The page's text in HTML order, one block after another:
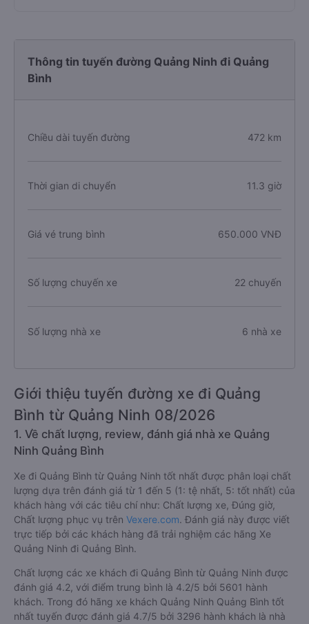
Thông tin tuyến đường Quảng Ninh đi Quảng
Bình
Chiều dài tuyến đường 472 km
Thời gian di chuyển 11.3 giờ
Giá vé trung bình 650.000 VNĐ
Số lượng chuyến xe 22 chuyến
Số lượng nhà xe 6 nhà xe
Giới thiệu tuyến đường xe đi Quảng
Bình từ Quảng Ninh 08/2026
1. Về chất lượng, review, đánh giá nhà xe Quảng
Ninh Quảng Bình
Xe đi Quảng Bình từ Quảng Ninh tốt nhất được phân loại chất
lượng dựa trên đánh giá từ 1 đến 5 (1: tệ nhất, 5: tốt nhất) của
khách hàng với các tiêu chí như: Chất lượng xe, Đúng giờ,
Chất lượng phục vụ trên Vexere.com. Đánh giá này được viết
trực tiếp bởi các khách hàng đã trải nghiệm các hãng Xe
Quảng Ninh đi Quảng Bình.
Chất lượng các xe khách đi Quảng Bình từ Quảng Ninh được
đánh giá 4.2, với điểm trung bình là 4.2/5 bởi 5601 hành
khách. Trong đó hãng xe khách Quảng Ninh Quảng Bình tốt
nhất tuyến được đánh giá 4.7/5 bởi 3296 hành khách là nhà